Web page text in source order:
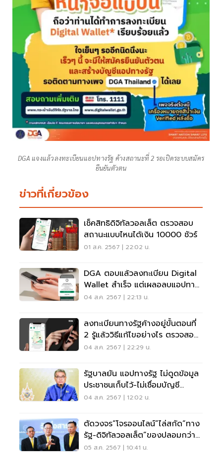
DGA แจงแล้วลงทะเบียนแอปทางรัฐ ค้างสถานะที่ 2 รอเปิดระบบสมัคร
ยืนยันตัวตน
ข่าวที่เกี่ยวข้อง
เช็คสิทธิดิจิทัลวอลเล็ต ตรวจสอบ
สถานะแบบไหนได้เงิน 10000 ชัวร์
01 ส.ค. 2567 | 22:02 น.
DGA ตอบแล้วลงทะเบียน Digital
Wallet สำเร็จ แต่เผลอลบแอปทาง
รัฐ ที่นี่มีคำตอบ
04 ส.ค. 2567 | 22:13 น.
ลงทะเบียนทางรัฐค้างอยู่ขั้นตอนที่
2 รู้แล้ววิธีแก้ไขอย่างไร ตรวจสอบ
เลย
04 ส.ค. 2567 | 22:29 น.
รัฐบาลยัน แอปทางรัฐ ไม่ดูดข้อมูล
ประชาชนเก็บไว้-ไม่เชื่อมบัญชี
ธนาคาร
04 ส.ค. 2567 | 12:02 น.
ตัดวงจร“โจรออนไลน์”ไล่สกัด“ทาง
รัฐ-ดิจิทัลวอลเล็ต”ของปลอมกว่า
90 ช่องทาง
05 ส.ค. 2567 | 10:41 น.